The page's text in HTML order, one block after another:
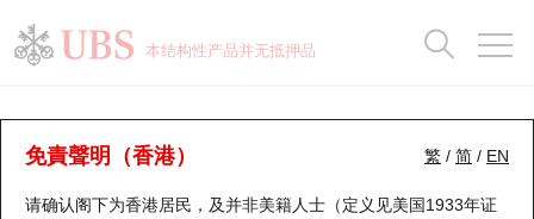
本结构性产品并无抵押品
繁 / 简 / EN
免責聲明（香港）
请确认阁下为香港居民，及并非美籍人士（定义见美国1933年证
牛熊证分析仪
表现 街货统计 比较
瑞银认股证一览
新发行瑞银认股证
街货统计
比较
牛熊全景快搜
牛熊证搜寻
街货统计
比较
十大升幅/跌幅
十大认股证成交分布
正股分析仪
二十大活跃股份
持股比重
显示所有持股比重
每月轮证大市专题
轮证专栏